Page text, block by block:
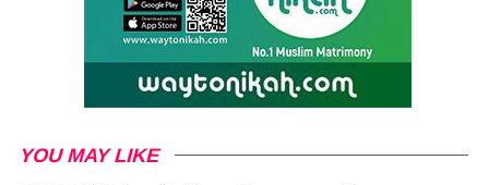
YOU MAY LIKE